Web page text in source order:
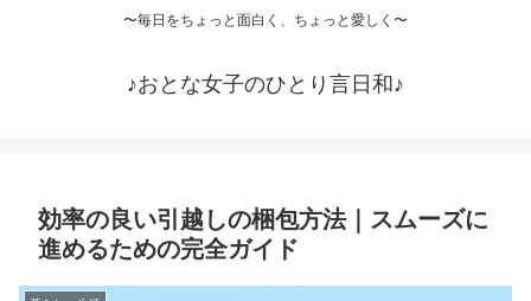
〜毎日をちょっと面白く、ちょっと愛しく〜
♪おとな女子のひとり言日和♪
効率の良い引越しの梱包方法｜スムーズに
進めるための完全ガイド